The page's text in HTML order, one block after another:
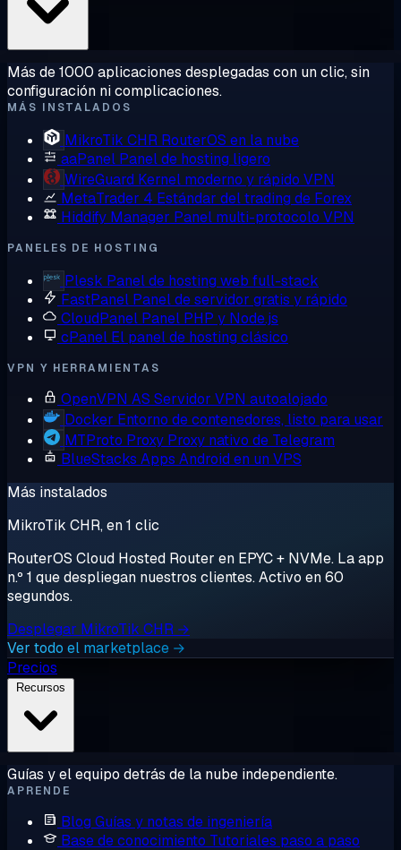
Más de 1000 aplicaciones desplegadas con un clic, sin
configuración ni complicaciones.
MÁS INSTALADOS
MikroTik CHR RouterOS en la nube
aaPanel Panel de hosting ligero
WireGuard Kernel moderno y rápido VPN
MetaTrader 4 Estándar del trading de Forex
Hiddify Manager Panel multi-protocolo VPN
PANELES DE HOSTING
Plesk Panel de hosting web full-stack
FastPanel Panel de servidor gratis y rápido
CloudPanel Panel PHP y Node.js
cPanel El panel de hosting clásico
VPN Y HERRAMIENTAS
OpenVPN AS Servidor VPN autoalojado
Docker Entorno de contenedores, listo para usar
MTProto Proxy Proxy nativo de Telegram
BlueStacks Apps Android en un VPS
Más instalados
MikroTik CHR, en 1 clic
RouterOS Cloud Hosted Router en EPYC + NVMe. La app
n.º 1 que despliegan nuestros clientes. Activo en 60
segundos.
Desplegar MikroTik CHR →
Ver todo el marketplace →
Precios
Guías y el equipo detrás de la nube independiente.
APRENDE
Blog Guías y notas de ingeniería
Base de conocimiento Tutoriales paso a paso